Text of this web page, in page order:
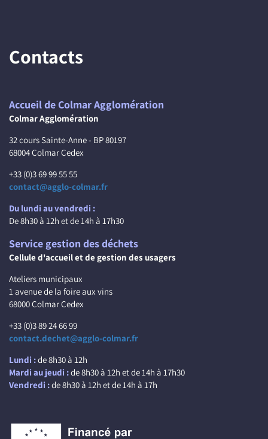
Contacts
Accueil de Colmar Agglomération
Colmar Agglomération
32 cours Sainte-Anne - BP 80197
68004 Colmar Cedex
+33 (0)3 69 99 55 55
contact@agglo-colmar.fr
Du lundi au vendredi :
De 8h30 à 12h et de 14h à 17h30
Service gestion des déchets
Cellule d'accueil et de gestion des usagers
Ateliers municipaux
1 avenue de la foire aux vins
68000 Colmar Cedex
+33 (0)3 89 24 66 99
contact.dechet@agglo-colmar.fr
Lundi :de 8h30 à 12h
Mardi au jeudi :de 8h30 à 12h et de 14h à 17h30
Vendredi :de 8h30 à 12h et de 14h à 17h